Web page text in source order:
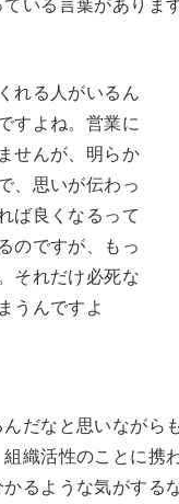
れる人がいるん
すよね。営業に
せんが、明らか
、思いが伝わっ
ば良くなるって
のですが、もっ
それだけ必死な
うんですよ
だなと思いながら
織活性のことに携
るような気がする